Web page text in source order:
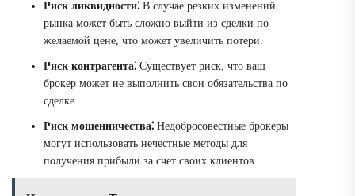
Риск ликвидности⁚ В случае резких изменений
рынка может быть сложно выйти из сделки по
желаемой цене, что может увеличить потери.
Риск контрагента⁚ Существует риск, что ваш
брокер может не выполнить свои обязательства по
сделке.
Риск мошенничества⁚ Недобросовестные брокеры
могут использовать нечестные методы для
получения прибыли за счет своих клиентов.